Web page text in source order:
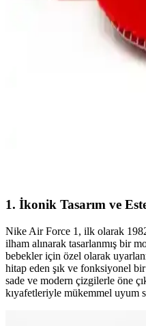
Vicco 950.B21K.225
Çocuklar İçin Konfor ve
Vicco Anka spor ayakkabısı,
alabilir tekstil iç astar ve
1. İkonik Tasarım ve
Nike Air Force 1, ilk olarak
ilham alınarak tasarlanmış bir
bebekler için özel olarak
hitap eden şık ve fonksiyonel
sade ve modern çizgilerle öne
kıyafetleriyle mükemmel uyum